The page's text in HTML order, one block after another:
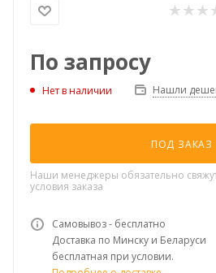
По запросу
Нет в наличии Нашли
ПОД ЗАКАЗ
Наши менеджеры обязательно
условия заказа
Самовывоз - бесплатно
Доставка по Минску и Беларуси
бесплатная при условии.